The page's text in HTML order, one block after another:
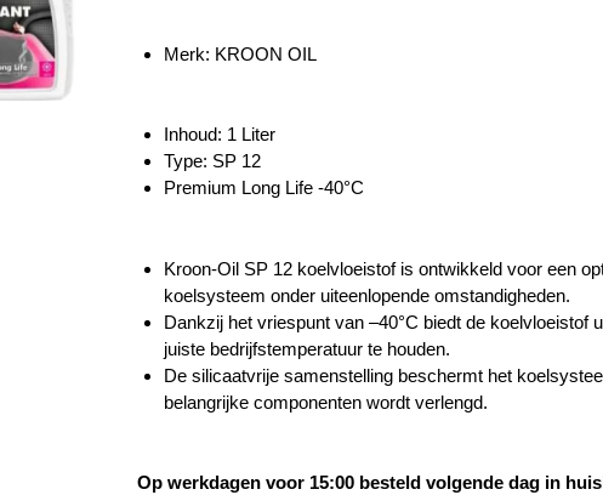
Merk: KROON OIL
Inhoud: 1 Liter
Type: SP 12
Premium Long Life -40°C
Kroon-Oil SP 12 koelvloeistof is ontwikkeld voor een
koelsysteem onder uiteenlopende omstandigheden.
Dankzij het vriespunt van –40°C biedt de koelvloeistof
juiste bedrijfstemperatuur te houden.
De silicaatvrije samenstelling beschermt het
belangrijke componenten wordt verlengd.
Op werkdagen voor 15:00 besteld volgende dag in